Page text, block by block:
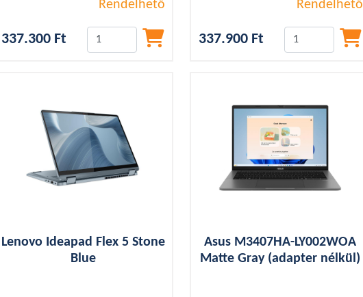
1,44Kg, WEBCAM, HDMI, SSD, Grey,
Rendelhető
337.300 Ft
1,55Kg, WEBCAM, HDMI, SSD, Grey,
Rendelhető
337.900 Ft
Lenovo Ideapad Flex 5 Stone
Blue
Asus M3407HA-LY002WOA
Matte Gray (adapter nélkül)